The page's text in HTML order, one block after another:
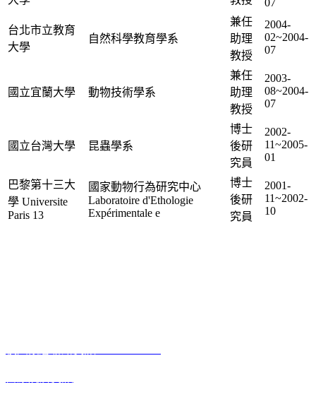
台北市立教育
大學
自然科學教育學系
兼任
助理
教授
2004-
02~2004-
07
國立宜蘭大學 動物技術學系
兼任
助理
教授
2003-
08~2004-
07
國立台灣大學 昆蟲學系
博士
後研
究員
2002-
11~2005-
01
巴黎第十三大
學 Universite
Paris 13
國家動物行為研究中心
Laboratoire d'Ethologie
Expérimentale e
博士
後研
究員
2001-
11~2002-
10